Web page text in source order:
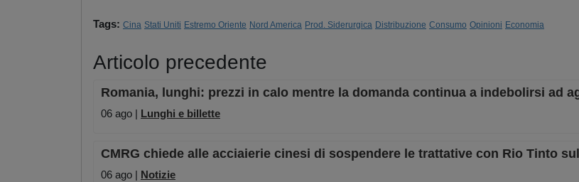
Tags: Cina Stati Uniti Estremo Oriente Nord America Prod. Siderurgica Distribuzione Consumo Opinioni Economia
Articolo precedente
Romania, lunghi: prezzi in calo mentre la domanda continua a indebolirsi ad
06 ago | Lunghi e billette
CMRG chiede alle acciaierie cinesi di sospendere le trattative con Rio Tinto
06 ago | Notizie